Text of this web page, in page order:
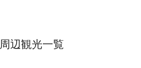
周辺観光一覧